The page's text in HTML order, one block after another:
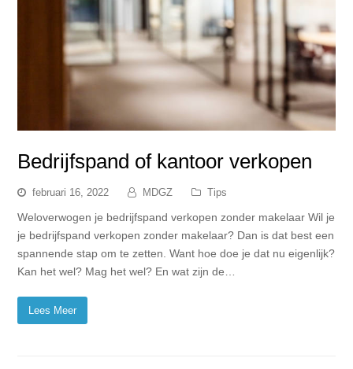
Bedrijfspand of kantoor verkopen
februari 16, 2022 MDGZ Tips
Weloverwogen je bedrijfspand verkopen zonder makelaar Wil je
je bedrijfspand verkopen zonder makelaar? Dan is dat best een
spannende stap om te zetten. Want hoe doe je dat nu eigenlijk?
Kan het wel? Mag het wel? En wat zijn de…
Lees Meer